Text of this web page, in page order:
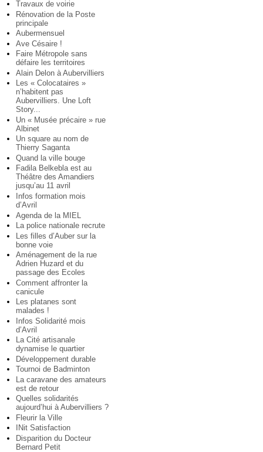
Travaux de voirie
Rénovation de la Poste
principale
Aubermensuel
Ave Césaire !
Faire Métropole sans
défaire les territoires
Alain Delon à Aubervilliers
Les « Colocataires »
n’habitent pas
Aubervilliers. Une Loft
Story...
Un « Musée précaire » rue
Albinet
Un square au nom de
Thierry Saganta
Quand la ville bouge
Fadila Belkebla est au
Théâtre des Amandiers
jusqu’au 11 avril
Infos formation mois
d’Avril
Agenda de la MIEL
La police nationale recrute
Les filles d’Auber sur la
bonne voie
Aménagement de la rue
Adrien Huzard et du
passage des Ecoles
Comment affronter la
canicule
Les platanes sont
malades !
Infos Solidarité mois
d’Avril
La Cité artisanale
dynamise le quartier
Développement durable
Tournoi de Badminton
La caravane des amateurs
est de retour
Quelles solidarités
aujourd’hui à Aubervilliers ?
Fleurir la Ville
INit Satisfaction
Disparition du Docteur
Bernard Petit